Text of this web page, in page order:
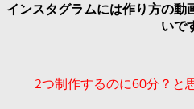
インスタグラムには作り方の動
いで
2つ制作するのに60分？と